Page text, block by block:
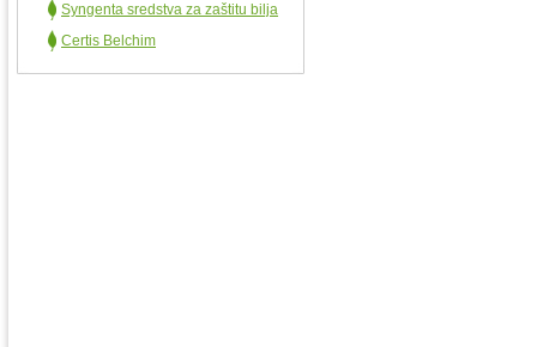
Syngenta sredstva za zaštitu bilja
Certis Belchim